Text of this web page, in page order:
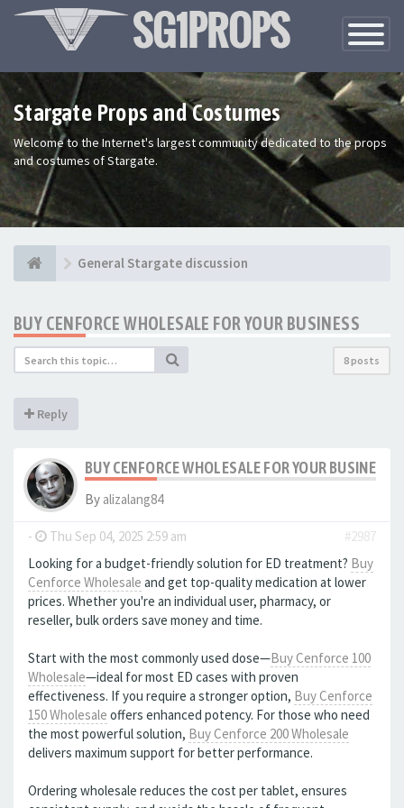
Toggle
Stargate Props and Costumes
Welcome to the Internet's largest community dedicated to the props
and costumes of Stargate.
General Stargate discussion
BUY CENFORCE WHOLESALE FOR YOUR BUSINESS
8 posts
Reply
BUY CENFORCE WHOLESALE FOR YOUR BUSINESS
By alizalang84
- Thu Sep 04, 2025 2:59 am
#2987
Looking for a budget-friendly solution for ED treatment? Buy
Cenforce Wholesale and get top-quality medication at lower
prices. Whether you're an individual user, pharmacy, or
reseller, bulk orders save money and time.
Start with the most commonly used dose—Buy Cenforce 100
Wholesale—ideal for most ED cases with proven
effectiveness. If you require a stronger option, Buy Cenforce
150 Wholesale offers enhanced potency. For those who need
the most powerful solution, Buy Cenforce 200 Wholesale
delivers maximum support for better performance.
Ordering wholesale reduces the cost per tablet, ensures